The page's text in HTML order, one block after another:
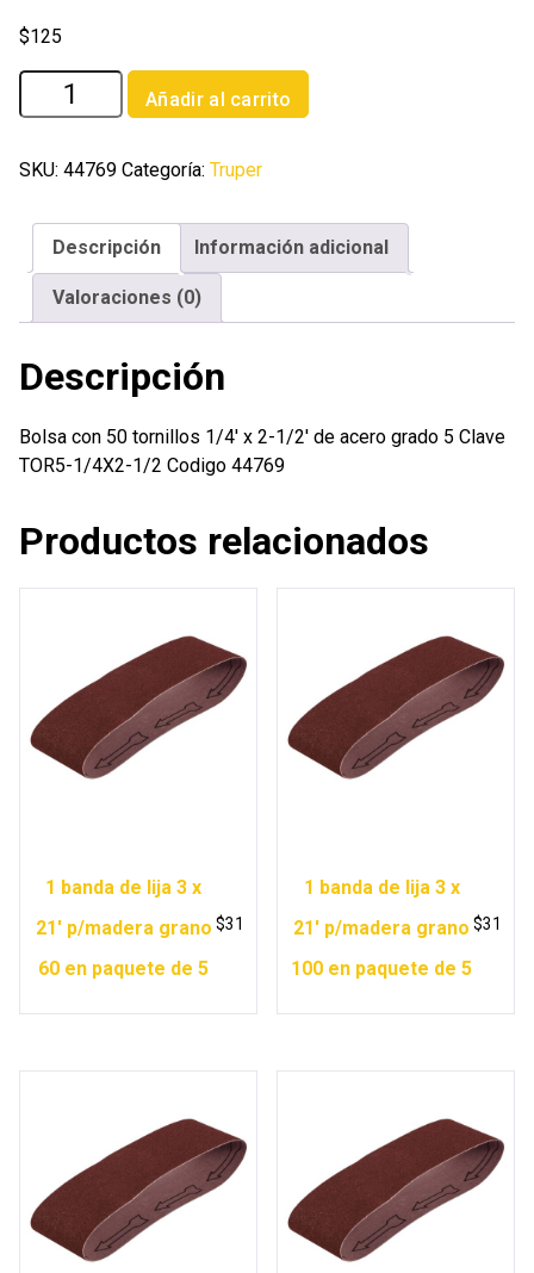
$125
Bolsa
con
tornillos
1/2'
grado
5
cantidad
Añadir al carrito
SKU: 44769 Categoría: Truper
Descripción Información adicional
Valoraciones (0)
Descripción
Bolsa con 50 tornillos 1/4′ x 2-1/2′ de acero grado 5 Clave
TOR5-1/4X2-1/2 Codigo 44769
Productos relacionados
1 banda de lija 3 x
21′ p/madera grano
60 en paquete de 5
$31
1 banda de lija 3 x
21′ p/madera grano
100 en paquete de 5
$31